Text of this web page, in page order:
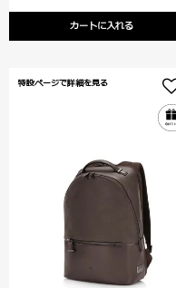
カートに入れる
特設ページで詳細を見る